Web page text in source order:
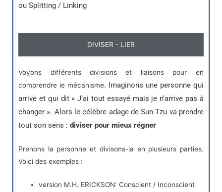
ou Splitting / Linking
DIVISER - LIER
Voyons différents divisions et liaisons pour en
comprendre le mécanisme. Imaginons une personne qui
arrive et qui dit « J’ai tout essayé mais je n’arrive pas à
changer ». Alors le célèbre adage de Sun Tzu va prendre
tout son sens :diviser pour mieux régner
Prenons la personne et divisons-la en plusieurs parties.
Voici des exemples :
version M.H. ERICKSON: Conscient / Inconscient